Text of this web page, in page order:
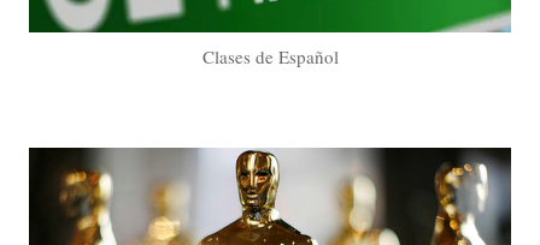
Clases de Español